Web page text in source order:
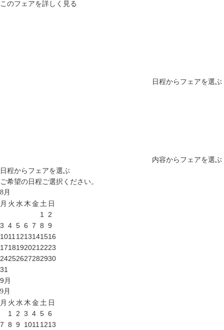
このフェアを詳しく見る
日程からフェアを選ぶ
内容からフェアを選ぶ
日程からフェアを選ぶ
ご希望の日程ご選択ください。
8月
月 火 水 木金 土 日
1
2
3 4 5 6 7 8 9
1011 1213141516
1718192021 2223
24252627282930
31
9 月
9月
月 火 水 木金 土 日
1
2 3 4 5 6
7 8 9 1011 1213